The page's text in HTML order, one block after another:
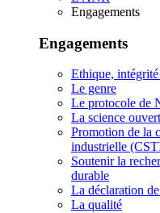
Engagements
Engagements
Ethique,
Le genre
Le protocole de
La science
Promotion de la
industrielle
Soutenir la
durable
La déclaration
La qualité